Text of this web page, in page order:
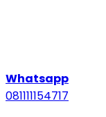
Whatsapp
081111154717